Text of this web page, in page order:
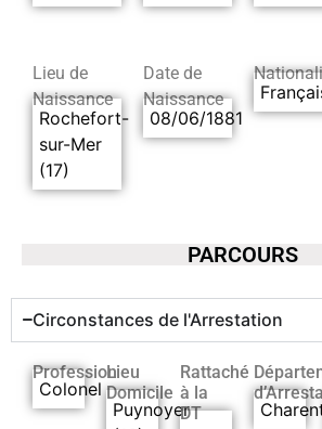
Lieu de
Naissance
Rochefort-
sur-Mer
(17)
Date de
Naissance
08/06/1881
PARCOURS
Circonstances de l'Arrestation
Profession
Colonel
Lieu
Domicile
Puynoyer
Rattaché
à la
DT